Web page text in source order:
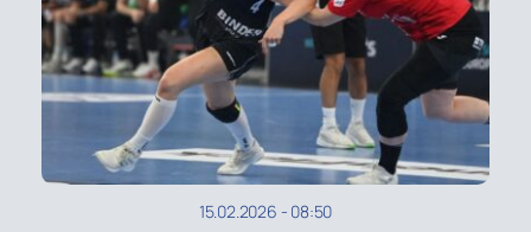
15.02.2026 - 08:50